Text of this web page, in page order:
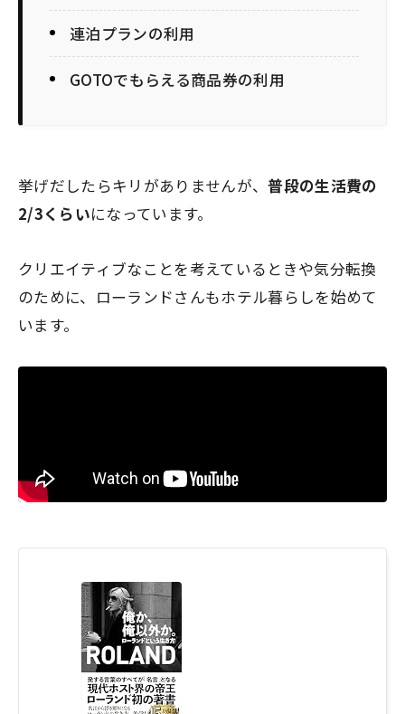
連泊プランの利用
GOTOでもらえる商品券の利用
挙げだしたらキリがありませんが、普段の生活費の
2/3くらいになっています。
クリエイティブなことを考えているときや気分転換
のために、ローランドさんもホテル暮らしを始めて
います。